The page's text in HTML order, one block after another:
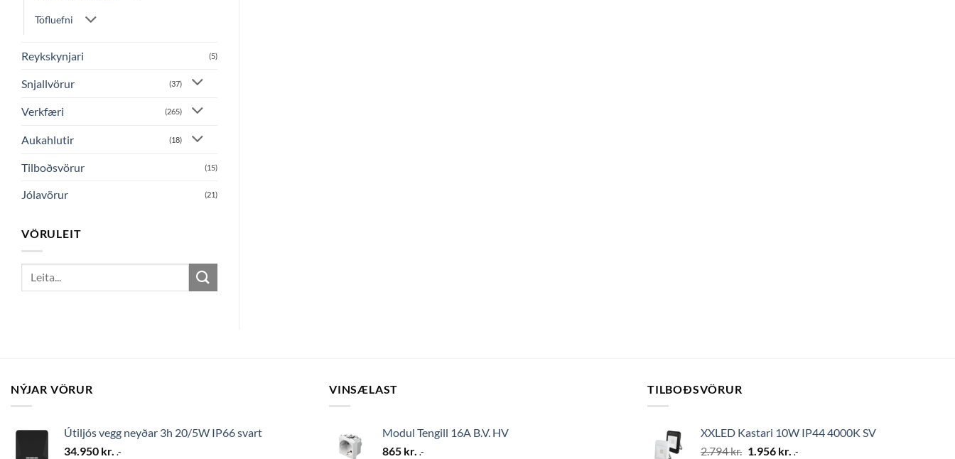
Töfluefni
Reykskynjari (5)
Snjallvörur (37)
Verkfæri (265)
Aukahlutir (18)
Tilboðsvörur (15)
Jólavörur (21)
VÖRULEIT
Search
NÝJAR VÖRUR
Útiljós vegg neyðar 3h 20/5W IP66 svart
34.950 kr. .-
VINSÆLAST
Modul Tengill 16A B.V. HV
865 kr. .-
TILBOÐSVÖRUR
XXLED Kastari 10W IP44 4000K SV
2.794kr. Original
1.956 kr. Current
.-